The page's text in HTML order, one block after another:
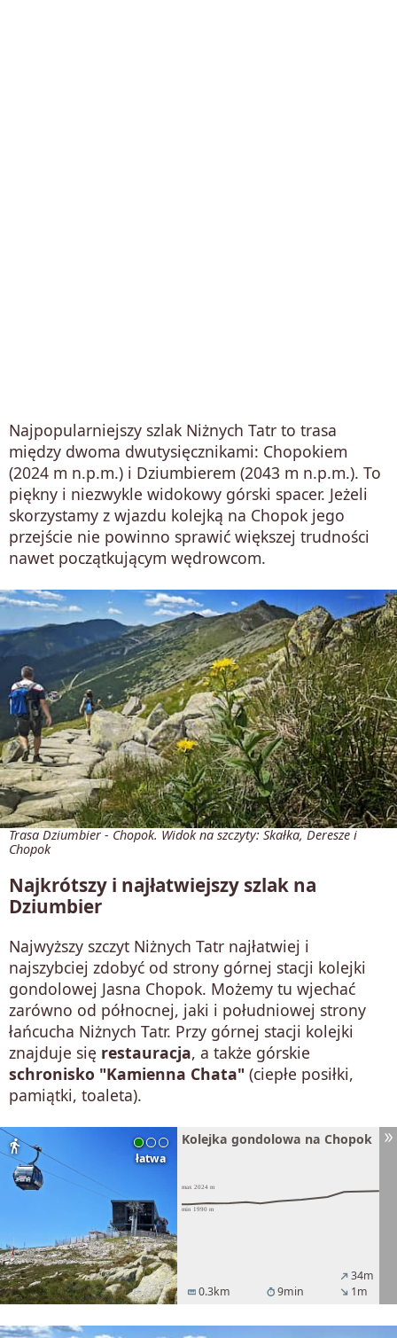
Najpopularniejszy szlak Niżnych Tatr to trasa
między dwoma dwutysięcznikami: Chopokiem
(2024 m n.p.m.) i Dziumbierem (2043 m n.p.m.). To
piękny i niezwykle widokowy górski spacer. Jeżeli
skorzystamy z wjazdu kolejką na Chopok jego
przejście nie powinno sprawić większej trudności
nawet początkującym wędrowcom.
Trasa Dziumbier - Chopok. Widok na szczyty: Skałka, Deresze i
Chopok
Najkrótszy i najłatwiejszy szlak na
Dziumbier
Najwyższy szczyt Niżnych Tatr najłatwiej i
najszybciej zdobyć od strony górnej stacji kolejki
gondolowej Jasna Chopok. Możemy tu wjechać
zarówno od północnej, jaki i południowej strony
łańcucha Niżnych Tatr. Przy górnej stacji kolejki
znajduje się restauracja, a także górskie
schronisko "Kamienna Chata" (ciepłe posiłki,
pamiątki, toaleta).
łatwa
directions_walk Kolejka gondolowa na Chopok
straighten 0.3km timer 9min
north_east 34m
south_east 1m